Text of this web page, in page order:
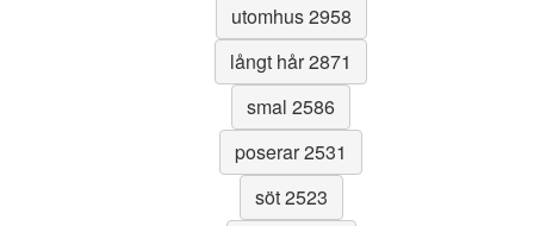
utomhus 2958
långt hår 2871
smal 2586
poserar 2531
söt 2523